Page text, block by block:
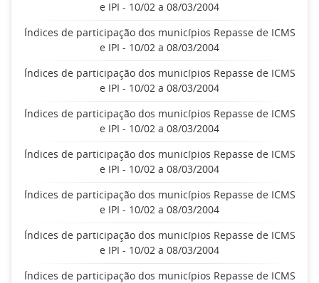
e IPI - 10/02 a 08/03/2004
Índices de participação dos municípios Repasse de ICMS
e IPI - 10/02 a 08/03/2004
Índices de participação dos municípios Repasse de ICMS
e IPI - 10/02 a 08/03/2004
Índices de participação dos municípios Repasse de ICMS
e IPI - 10/02 a 08/03/2004
Índices de participação dos municípios Repasse de ICMS
e IPI - 10/02 a 08/03/2004
Índices de participação dos municípios Repasse de ICMS
e IPI - 10/02 a 08/03/2004
Índices de participação dos municípios Repasse de ICMS
e IPI - 10/02 a 08/03/2004
Índices de participação dos municípios Repasse de ICMS